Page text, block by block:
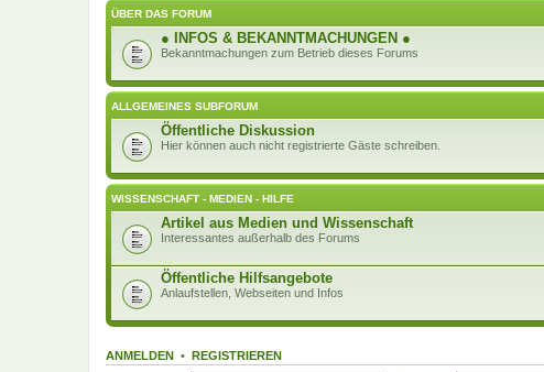
ÜBER DAS FORUM
● INFOS & BEKANNTMACHUNGEN ●
Bekanntmachungen zum Betrieb dieses Forums
ALLGEMEINES SUBFORUM
Öffentliche Diskussion
Hier können auch nicht registrierte Gäste schreiben.
WISSENSCHAFT - MEDIEN - HILFE
Artikel aus Medien und Wissenschaft
Interessantes außerhalb des Forums
Öffentliche Hilfsangebote
Anlaufstellen, Webseiten und Infos
ANMELDEN • REGISTRIEREN